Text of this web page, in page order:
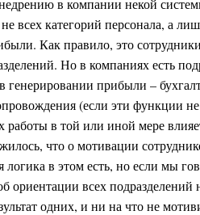
в компании некой
всех категорий персонала, а
Как правило, это
Но в компаниях есть
генерировании прибыли –
(если эти функции
работы в той или иной мере
что о мотивации
логика в этом есть, но если мы
ориентации всех подразделений
одних, и ни на что не